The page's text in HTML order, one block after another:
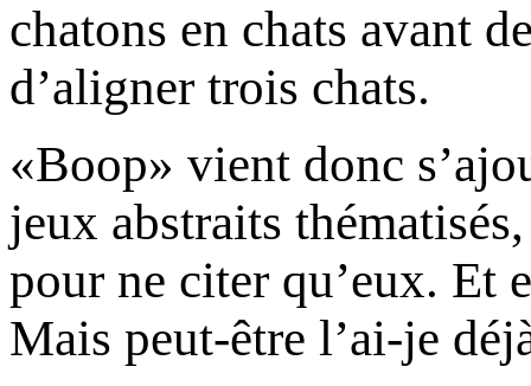
chatons en chats avant
d’aligner trois chats.
«Boop» vient donc
jeux abstraits
pour ne citer qu’eux. Et
Mais peut-être l’ai-je